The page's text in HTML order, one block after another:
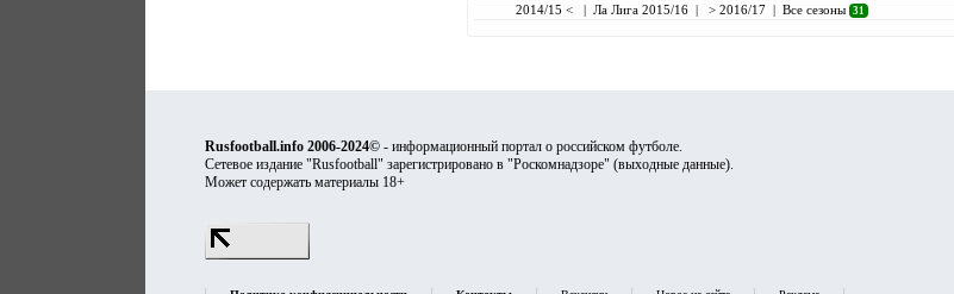
2014/15 <
| Ла Лига 2015/16| > 2016/17| Все сезоны 31
Rusfootball.info 2006-2024© - информационный портал о российском футболе.
Сетевое издание "Rusfootball" зарегистрировано в "Роскомнадзоре" (выходные данные).
Может содержать материалы 18+